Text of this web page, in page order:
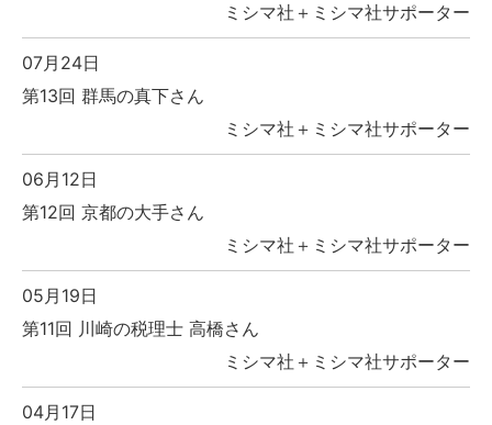
ミシマ社＋ミシマ社サポーター
07月24日
第13回 群馬の真下さん
ミシマ社＋ミシマ社サポーター
06月12日
第12回 京都の大手さん
ミシマ社＋ミシマ社サポーター
05月19日
第11回 川崎の税理士 高橋さん
ミシマ社＋ミシマ社サポーター
04月17日